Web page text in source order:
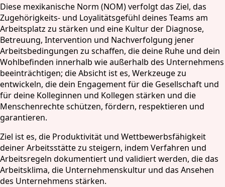
Diese mexikanische Norm (NOM) verfolgt das Ziel, das
Zugehörigkeits- und Loyalitätsgefühl deines Teams am
Arbeitsplatz zu stärken und eine Kultur der Diagnose,
Betreuung, Intervention und Nachverfolgung jener
Arbeitsbedingungen zu schaffen, die deine Ruhe und dein
Wohlbefinden innerhalb wie außerhalb des Unternehmens
beeinträchtigen; die Absicht ist es, Werkzeuge zu
entwickeln, die dein Engagement für die Gesellschaft und
für deine Kolleginnen und Kollegen stärken und die
Menschenrechte schützen, fördern, respektieren und
garantieren.
Ziel ist es, die Produktivität und Wettbewerbsfähigkeit
deiner Arbeitsstätte zu steigern, indem Verfahren und
Arbeitsregeln dokumentiert und validiert werden, die das
Arbeitsklima, die Unternehmenskultur und das Ansehen
des Unternehmens stärken.